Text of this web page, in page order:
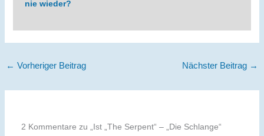
nie wieder?
← Vorheriger Beitrag Nächster Beitrag →
2 Kommentare zu „Ist „The Serpent“ – „Die Schlange“